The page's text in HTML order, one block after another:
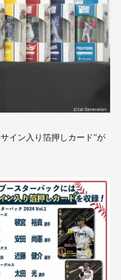
イン入り箔押しカード”が